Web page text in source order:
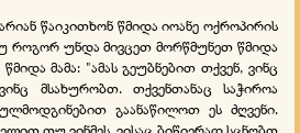
წაიკითხონ წმიდა იოანე ოქროპირის
როგორ უნდა მივცეთ მორწმუნეთ წმიდა
მამა: "ამას გეუბნებით თქვენ, ვინც
მსახურობთ. თქვენთანაც საჭიროა
გაანაწილოთ ეს ძღვენი.